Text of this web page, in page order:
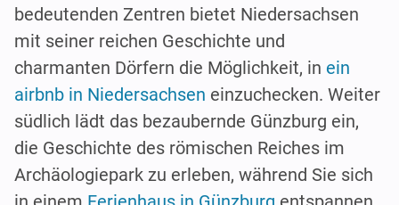
bedeutenden Zentren bietet Niedersachsen
mit seiner reichen Geschichte und
charmanten Dörfern die Möglichkeit, in ein
airbnb in Niedersachsen einzuchecken. Weiter
südlich lädt das bezaubernde Günzburg ein,
die Geschichte des römischen Reiches im
Archäologiepark zu erleben, während Sie sich